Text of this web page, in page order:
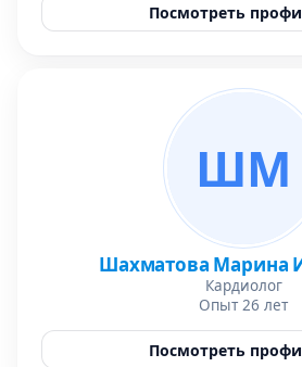
Посмотреть
ШМ
Шахматова Марина
Кардиолог
Опыт 26 лет
Посмотреть